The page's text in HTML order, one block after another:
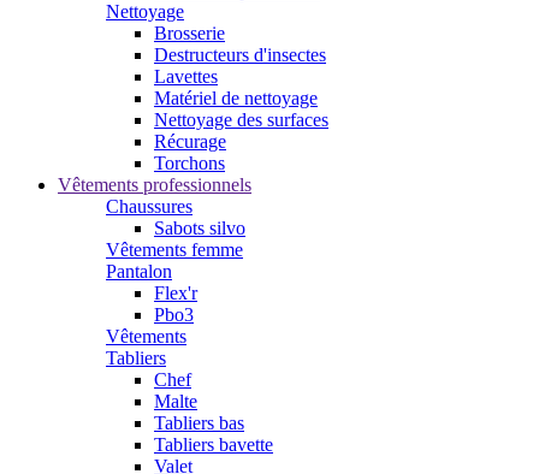
Nettoyage
Brosserie
Destructeurs d'insectes
Lavettes
Matériel de nettoyage
Nettoyage des surfaces
Récurage
Torchons
Vêtements professionnels
Chaussures
Sabots silvo
Vêtements femme
Pantalon
Flex'r
Pbo3
Vêtements
Tabliers
Chef
Malte
Tabliers bas
Tabliers bavette
Valet